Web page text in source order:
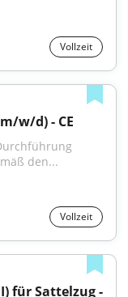
Vollzeit
w/d) - CE
den...
Vollzeit